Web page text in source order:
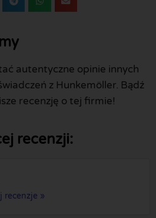
autentyczne opinie innych
z Hunkemöller. Bądź
recenzję o tej firmie!
recenzji:
recenzje »